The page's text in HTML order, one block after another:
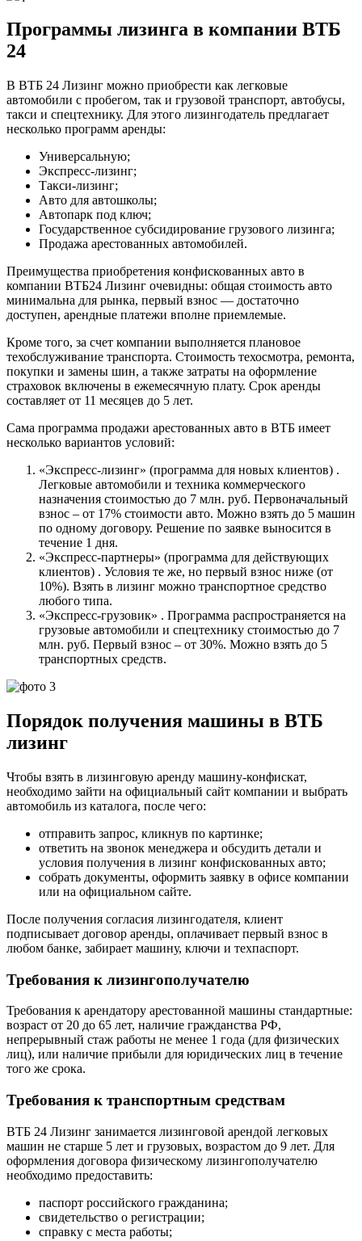
Программы лизинга в компании ВТБ
24
В ВТБ 24 Лизинг можно приобрести как легковые
автомобили с пробегом, так и грузовой транспорт, автобусы,
такси и спецтехнику. Для этого лизингодатель предлагает
несколько программ аренды:
Универсальную;
Экспресс-лизинг;
Такси-лизинг;
Авто для автошколы;
Автопарк под ключ;
Государственное субсидирование грузового лизинга;
Продажа арестованных автомобилей.
Преимущества приобретения конфискованных авто в
компании ВТБ24 Лизинг очевидны: общая стоимость авто
минимальна для рынка, первый взнос — достаточно
доступен, арендные платежи вполне приемлемые.
Кроме того, за счет компании выполняется плановое
техобслуживание транспорта. Стоимость техосмотра, ремонта,
покупки и замены шин, а также затраты на оформление
страховок включены в ежемесячную плату. Срок аренды
составляет от 11 месяцев до 5 лет.
Сама программа продажи арестованных авто в ВТБ имеет
несколько вариантов условий:
«Экспресс-лизинг» (программа для новых клиентов) .
Легковые автомобили и техника коммерческого
назначения стоимостью до 7 млн. руб. Первоначальный
взнос – от 17% стоимости авто. Можно взять до 5 машин
по одному договору. Решение по заявке выносится в
течение 1 дня.
«Экспресс-партнеры» (программа для действующих
клиентов) . Условия те же, но первый взнос ниже (от
10%). Взять в лизинг можно транспортное средство
любого типа.
«Экспресс-грузовик» . Программа распространяется на
грузовые автомобили и спецтехнику стоимостью до 7
млн. руб. Первый взнос – от 30%. Можно взять до 5
транспортных средств.
Порядок получения машины в ВТБ
лизинг
Чтобы взять в лизинговую аренду машину-конфискат,
необходимо зайти на официальный сайт компании и выбрать
автомобиль из каталога, после чего:
отправить запрос, кликнув по картинке;
ответить на звонок менеджера и обсудить детали и
условия получения в лизинг конфискованных авто;
собрать документы, оформить заявку в офисе компании
или на официальном сайте.
После получения согласия лизингодателя, клиент
подписывает договор аренды, оплачивает первый взнос в
любом банке, забирает машину, ключи и техпаспорт.
Требования к лизингополучателю
Требования к арендатору арестованной машины стандартные:
возраст от 20 до 65 лет, наличие гражданства РФ,
непрерывный стаж работы не менее 1 года (для физических
лиц), или наличие прибыли для юридических лиц в течение
того же срока.
Требования к транспортным средствам
ВТБ 24 Лизинг занимается лизинговой арендой легковых
машин не старше 5 лет и грузовых, возрастом до 9 лет. Для
оформления договора физическому лизингополучателю
необходимо предоставить:
паспорт российского гражданина;
свидетельство о регистрации;
справку с места работы;